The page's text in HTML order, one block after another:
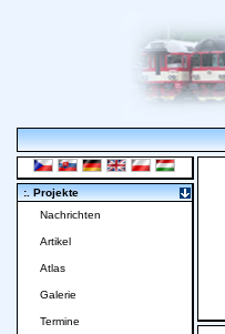
:. Projekte
Nachrichten
Artikel
Atlas
Galerie
Termine